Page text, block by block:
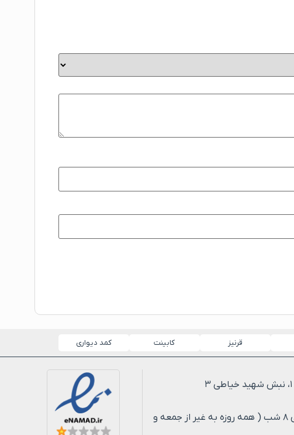
قرنیز کابینت کمد دیواری
۹ صبح الی ۸ شب ( همه روزه به غیر از جمعه و